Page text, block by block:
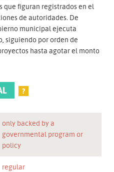
que figuran registrados en el
de autoridades. De
municipal ejecuta
siguiendo por orden de
hasta agotar el monto
?
only backed by a
governmental program or
policy
regular